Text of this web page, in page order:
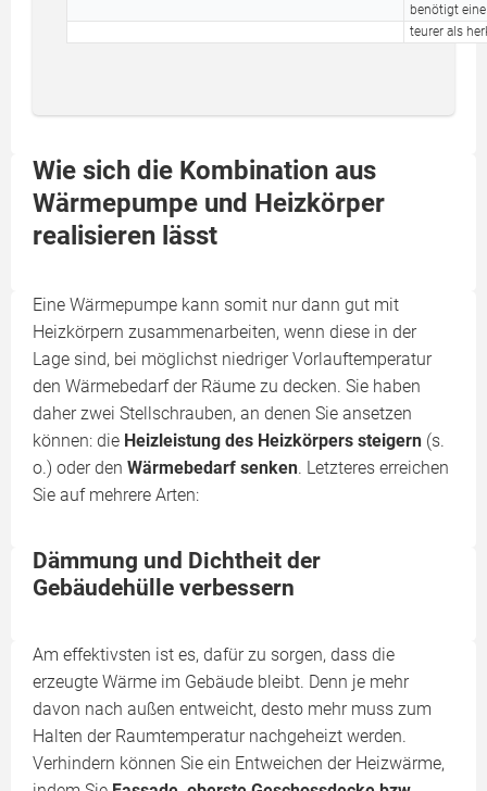
benötigt
teurer als
Wie sich die Kombination aus
Wärmepumpe und Heizkörper
realisieren lässt
Eine Wärmepumpe kann somit nur dann gut mit
Heizkörpern zusammenarbeiten, wenn diese in der
Lage sind, bei möglichst niedriger Vorlauftemperatur
den Wärmebedarf der Räume zu decken. Sie haben
daher zwei Stellschrauben, an denen Sie ansetzen
können: die Heizleistung des Heizkörpers steigern (s.
o.) oder den Wärmebedarf senken. Letzteres erreichen
Sie auf mehrere Arten:
Dämmung und Dichtheit der
Gebäudehülle verbessern
Am effektivsten ist es, dafür zu sorgen, dass die
erzeugte Wärme im Gebäude bleibt. Denn je mehr
davon nach außen entweicht, desto mehr muss zum
Halten der Raumtemperatur nachgeheizt werden.
Verhindern können Sie ein Entweichen der Heizwärme,